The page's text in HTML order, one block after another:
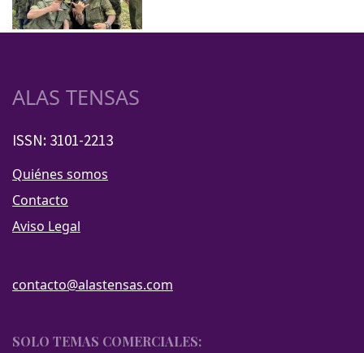
ALAS TENSAS
ISSN: 3101-2213
Quiénes somos
Contacto
Aviso Legal
contacto@alastensas.com
SOLO TEMAS COMERCIALES: